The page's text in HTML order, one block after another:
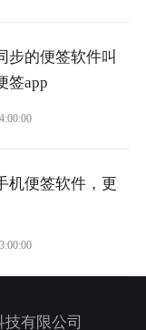
步的便签软件叫
签app
机便签软件，更
有限公司